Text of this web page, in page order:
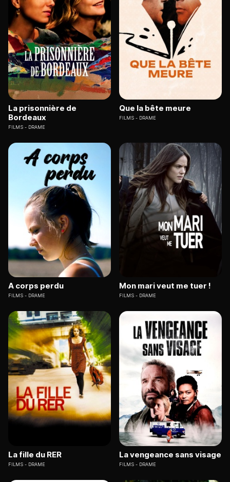
La prisonnière de
Bordeaux
FILMS DRAME
Que la bête meure
FILMS DRAME
A corps perdu
FILMS DRAME
Mon mari veut me tuer !
FILMS DRAME
La fille du RER
FILMS DRAME
La vengeance sans visage
FILMS DRAME